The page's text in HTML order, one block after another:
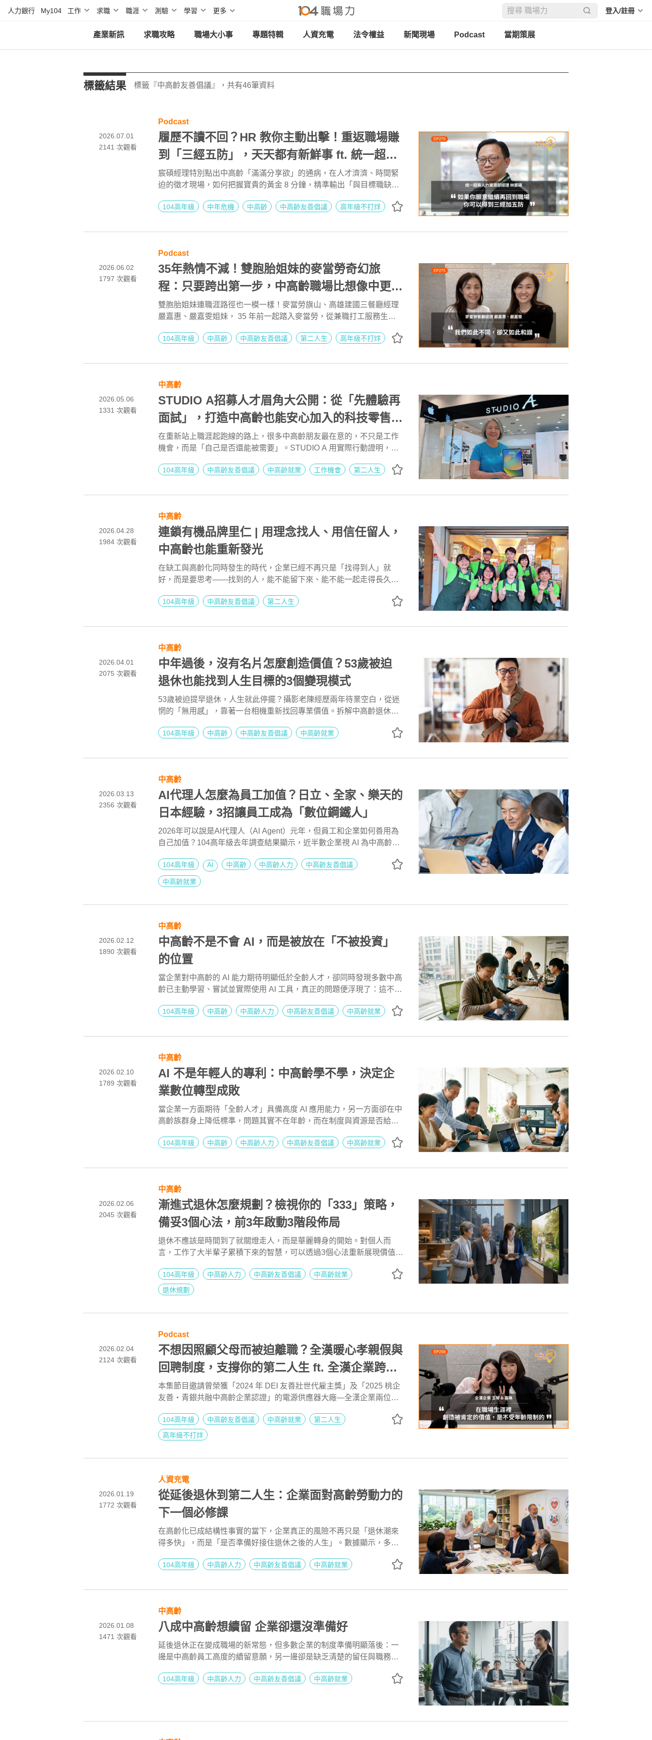
人力銀行 My104 工作 求職 職涯 測驗 學習 更多 登入/註冊
產業新訊 求職攻略 職場大小事 專題特輯 人資充電 法令權益 新聞現場 Podcast 當期策展
標籤結果 標籤『中高齡友善倡議』，共有46筆資料
2026.07.01
2141 次觀看
Podcast
履歷不讀不回？HR 教你主動出擊！重返職場賺
到「三經五防」，天天都有新鮮事 ft. 統一超商
人力資源部經理 林宸碩 | 高年級不打烊 x 用 AI
點亮第二人生 EP279
宸碩經理特別點出中高齡「滿滿分享欲」的通病，在人才濟濟、時間緊
迫的徵才現場，如何把握寶貴的黃金 8 分鐘，精準輸出「與目標職缺高
練習的基本功。
104高年級 中年危機 中高齡 中高齡友善倡議 高年級不打烊
2026.06.02
1797 次觀看
Podcast
35年熱情不減！雙胞胎姐妹的麥當勞奇幻旅
程：只要跨出第一步，中高齡職場比想像中更包
容 ft. 麥當勞餐廳經理 嚴嘉惠、嚴嘉雯 | 高年級
不打烊 x 用 AI 點亮第二人生 EP275
雙胞胎姐妹連職涯路徑也一模一樣！麥當勞旗山、高雄建國三餐廳經理
嚴嘉惠、嚴嘉雯姐妹， 35 年前一起踏入麥當勞，從兼職打工服務生開
有工作倦怠，對於年少時所選的第一份工作熱情依舊不減。
104高年級 中高齡 中高齡友善倡議 第二人生 高年級不打烊
2026.05.06
1331 次觀看
中高齡
STUDIO A招募人才眉角大公開：從「先體驗再
面試」，打造中高齡也能安心加入的科技零售職
場
在重新站上職涯起跑線的路上，很多中高齡朋友最在意的，不只是工作
機會，而是「自己是否還能被需要」。STUDIO A 用實際行動證明，年
習節奏的培訓安排，讓你在踏入門市前就清楚知道自己做不做得來、學
上手的工作環境。
104高年級 中高齡友善倡議 中高齡就業 工作機會 第二人生
2026.04.28
1984 次觀看
中高齡
連鎖有機品牌里仁 | 用理念找人、用信任留人，
中高齡也能重新發光
在缺工與高齡化同時發生的時代，企業已經不再只是「找得到人」就
好，而是要思考——找到的人，能不能留下來、能不能一起走得長久。
找最厲害的人，而是在找「願意一起做好事的人」。
104高年級 中高齡友善倡議 第二人生
2026.04.01
2075 次觀看
中高齡
中年過後，沒有名片怎麼創造價值？53歲被迫
退休也能找到人生目標的3個變現模式
53歲被迫提早退休，人生就此停擺？攝影老陳經歷兩年待業空白，從迷
惘的「無用感」，靠著一台相機重新找回專業價值。拆解中高齡退休轉
曲線。
104高年級 中高齡 中高齡友善倡議 中高齡就業
2026.03.13
2356 次觀看
中高齡
AI代理人怎麼為員工加值？日立、全家、樂天的
日本經驗，3招讓員工成為「數位鋼鐵人」
2026年可以說是AI代理人（AI Agent）元年，但員工和企業如何善用為
自己加值？104高年級去年調查結果顯示，近半數企業視 AI 為中高齡員
日本全家、日立、樂天與日本雅虎經驗，可以提煉出3條路徑及5大核心
建議。
104高年級 AI 中高齡 中高齡人力 中高齡友善倡議
中高齡就業
2026.02.12
1890 次觀看
中高齡
中高齡不是不會 AI，而是被放在「不被投資」
的位置
當企業對中高齡的 AI 能力期待明顯低於全齡人才，卻同時發現多數中高
齡已主動學習、嘗試並實際使用 AI 工具，真正的問題便浮現了：這不是
何 AI 培訓資源，卻將 AI 視為「基本技能」；中高齡員工被要求跟上，
然被困在數位鴻溝中——不是因為他們學不會，而是因為企業從一開
104高年級 中高齡 中高齡人力 中高齡友善倡議 中高齡就業
2026.02.10
1789 次觀看
中高齡
AI 不是年輕人的專利：中高齡學不學，決定企
業數位轉型成敗
當企業一方面期待「全齡人才」具備高度 AI 應用能力，另一方面卻在中
高齡族群身上降低標準，問題其實不在年齡，而在制度與資源是否給
高達六成，但對中高齡的高期待卻明顯下滑。這樣的落差，不是能力不
「世代標籤」，企業真正流失的，其實是可立即轉化為生產力的經驗與
104高年級 中高齡 中高齡人力 中高齡友善倡議 中高齡就業
2026.02.06
2045 次觀看
中高齡
漸進式退休怎麼規劃？檢視你的「333」策略，
備妥3個心法，前3年啟動3階段佈局
退休不應該是時間到了就關燈走人，而是華麗轉身的開始。對個人而
言，工作了大半輩子累積下來的智慧，可以透過3個心法重新展現價值。
環。
104高年級 中高齡人力 中高齡友善倡議
中高齡就業
退休規劃
2026.02.04
2124 次觀看
Podcast
不想因照顧父母而被迫離職？全漢暖心孝親假與
回聘制度，支撐你的第二人生 ft. 全漢企業跨世
代員工玉琴與嘉琳 | 高年級不打烊 x 用 AI 點亮
第二人生 EP259
本集節目邀請曾榮獲「2024 年 DEI 友善壯世代雇主獎」及「2025 桃企
友善・青銀共融中高齡企業認證」的電源供應器大廠—全漢企業兩位跨
視角，帶你一探這家全年離職率「低於業界一半」的企業，到底擁有什
麼樣的魔力政策，讓員工把公司當作第二個家，每天幸福工作。也歡迎
104高年級 中高齡友善倡議 中高齡就業
第二人生
高年級不打烊
2026.01.19
1772 次觀看
人資充電
從延後退休到第二人生：企業面對高齡勞動力的
下一個必修課
在高齡化已成結構性事實的當下，企業真正的風險不再只是「退休潮來
得多快」，而是「是否準備好接住退休之後的人生」。數據顯示，多數
系統性支持明顯不足。當中高齡員工的需求從「繼續工作」轉向「如何
習、關係與生活藍圖的全方位準備。這不只是福利問題，而是攸關經驗
104高年級 中高齡人力 中高齡友善倡議 中高齡就業
2026.01.08
1471 次觀看
中高齡
八成中高齡想續留 企業卻還沒準備好
延後退休正在變成職場的新常態，但多數企業的制度準備明顯落後：一
邊是中高齡員工高度的續留意願，另一邊卻是缺乏清楚的留任與職務安
利加碼，而是「留才、降流動、補缺口」的組織工程；現在要做的，是
104高年級 中高齡人力 中高齡友善倡議 中高齡就業